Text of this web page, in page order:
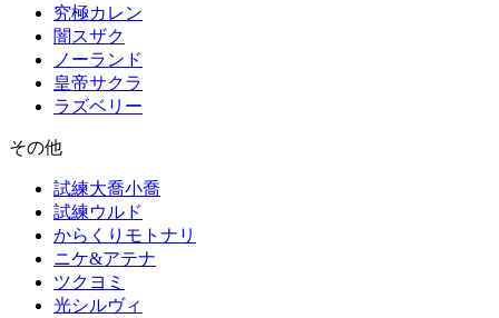
究極カレン
闇スザク
ノーランド
皇帝サクラ
ラズベリー
その他
試練大喬小喬
試練ウルド
からくりモトナリ
ニケ&アテナ
ツクヨミ
光シルヴィ